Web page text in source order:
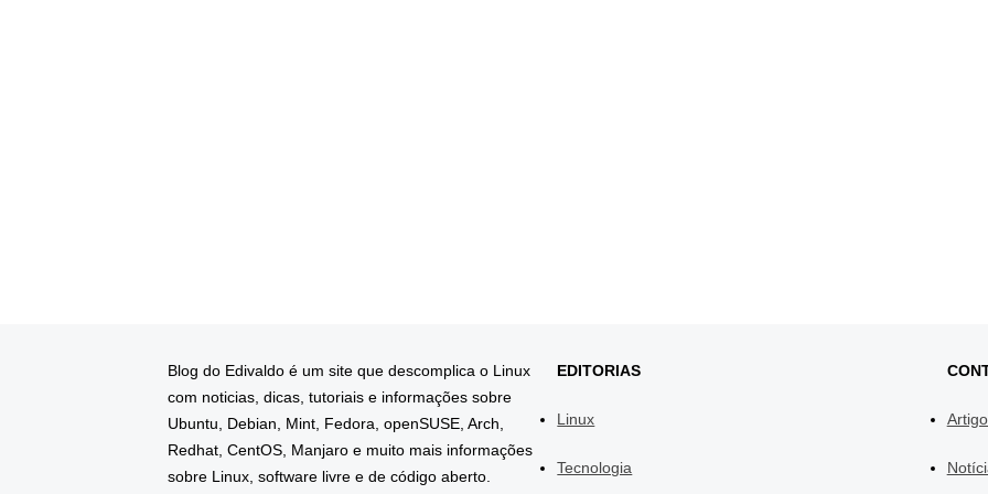
Blog do Edivaldo é um site que descomplica o Linux
com noticias, dicas, tutoriais e informações sobre
Ubuntu, Debian, Mint, Fedora, openSUSE, Arch,
Redhat, CentOS, Manjaro e muito mais informações
sobre Linux, software livre e de código aberto.
EDITORIAS
Linux
Tecnologia